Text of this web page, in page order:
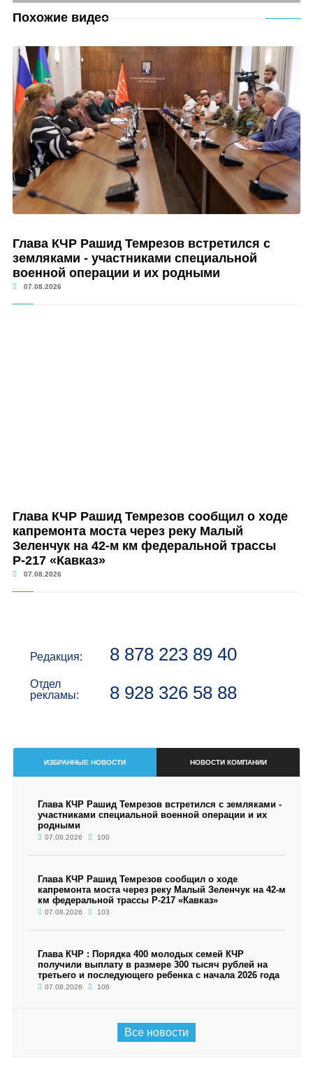
Похожие видео
Глава КЧР Рашид Темрезов встретился с
земляками - участниками специальной
военной операции и их родными
07.08.2026
Глава КЧР Рашид Темрезов сообщил о ходе
капремонта моста через реку Малый
Зеленчук на 42-м км федеральной трассы
Р-217 «Кавказ»
07.08.2026
Редакция: 8 878 223 89 40
Отдел
рекламы:
8 928 326 58 88
ИЗБРАННЫЕ НОВОСТИ НОВОСТИ КОМПАНИИ
Глава КЧР Рашид Темрезов встретился с земляками -
участниками специальной военной операции и их
родными
07.08.2026 100
Глава КЧР Рашид Темрезов сообщил о ходе
капремонта моста через реку Малый Зеленчук на 42-м
км федеральной трассы Р-217 «Кавказ»
07.08.2026 103
Глава КЧР : Порядка 400 молодых семей КЧР
получили выплату в размере 300 тысяч рублей на
третьего и последующего ребенка с начала 2026 года
07.08.2026 106
Все новости